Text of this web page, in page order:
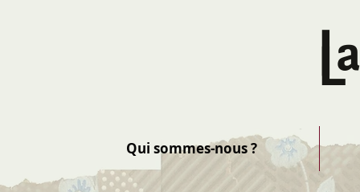
Qui sommes-nous ?